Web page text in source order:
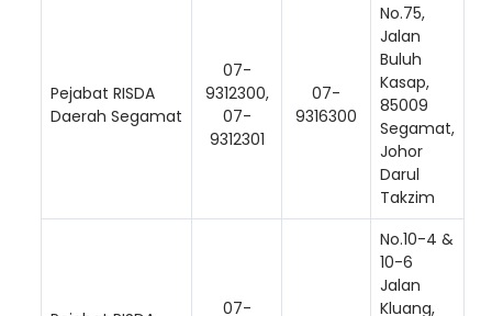
Pejabat RISDA
Daerah Segamat
07-
9312300,
07-
9312301
07-
9316300
No.75,
Jalan
Buluh
Kasap,
85009
Segamat,
Johor
Darul
Takzim
07-
No.10-4 &
10-6
Jalan
Kluang,